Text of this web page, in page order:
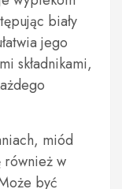
biały
jego
składnikami,
miód
również w
być